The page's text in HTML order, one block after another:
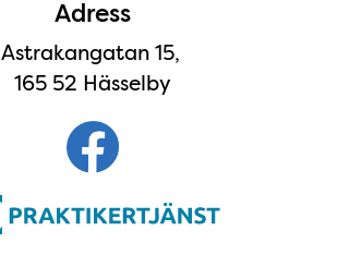
Adress
Astrakangatan 15,
165 52 Hässelby